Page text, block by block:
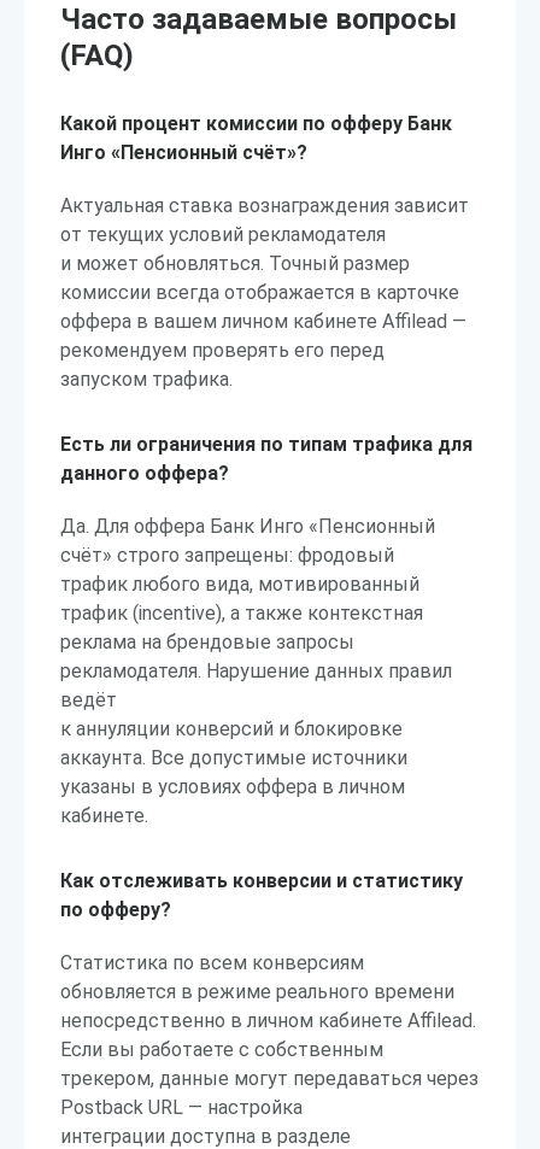
Часто задаваемые вопросы
(FAQ)
Какой процент комиссии по офферу Банк
Инго «Пенсионный счёт»?
Актуальная ставка вознаграждения зависит
от текущих условий рекламодателя
и может обновляться. Точный размер
комиссии всегда отображается в карточке
оффера в вашем личном кабинете Affilead —
рекомендуем проверять его перед
запуском трафика.
Есть ли ограничения по типам трафика для
данного оффера?
Да. Для оффера Банк Инго «Пенсионный
счёт» строго запрещены: фродовый
трафик любого вида, мотивированный
трафик (incentive), а также контекстная
реклама на брендовые запросы
рекламодателя. Нарушение данных правил
ведёт
к аннуляции конверсий и блокировке
аккаунта. Все допустимые источники
указаны в условиях оффера в личном
кабинете.
Как отслеживать конверсии и статистику
по офферу?
Статистика по всем конверсиям
обновляется в режиме реального времени
непосредственно в личном кабинете Affilead.
Если вы работаете с собственным
трекером, данные могут передаваться через
Postback URL — настройка
интеграции доступна в разделе